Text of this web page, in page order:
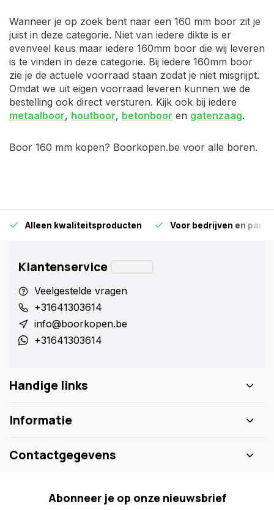
Wanneer je op zoek bent naar een 160 mm boor zit je
juist in deze categorie. Niet van iedere dikte is er
evenveel keus maar iedere 160mm boor die wij leveren
is te vinden in deze categorie. Bij iedere 160mm boor
zie je de actuele voorraad staan zodat je niet misgrijpt.
Omdat we uit eigen voorraad leveren kunnen we de
bestelling ook direct versturen. Kijk ook bij iedere
metaalboor, houtboor, betonboor en gatenzaag.
Boor 160 mm kopen? Boorkopen.be voor alle boren.
Alleen kwaliteitsproducten Voor bedrijven en
Klantenservice
Veelgestelde vragen
+31641303614
info@boorkopen.be
+31641303614
Handige links
Informatie
Contactgegevens
Abonneer je op onze nieuwsbrief